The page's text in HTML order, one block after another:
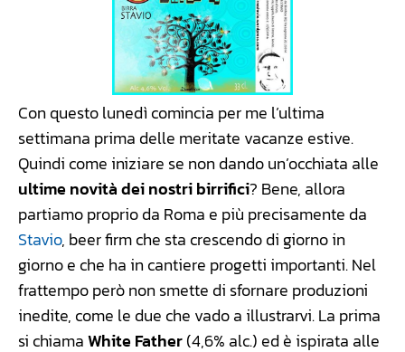
Con questo lunedì comincia per me l’ultima
settimana prima delle meritate vacanze estive.
Quindi come iniziare se non dando un’occhiata alle
ultime novità dei nostri birrifici? Bene, allora
partiamo proprio da Roma e più precisamente da
Stavio, beer firm che sta crescendo di giorno in
giorno e che ha in cantiere progetti importanti. Nel
frattempo però non smette di sfornare produzioni
inedite, come le due che vado a illustrarvi. La prima
si chiamaWhite Father(4,6% alc.) ed è ispirata alle